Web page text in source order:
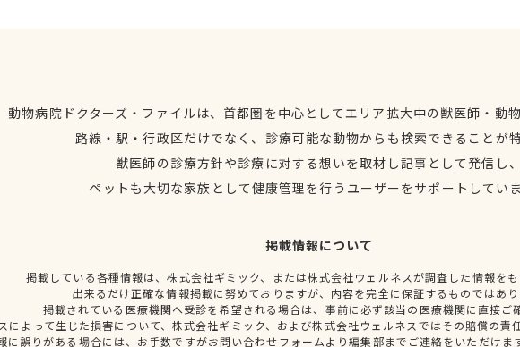
動物病院ドクターズ・ファイルは、首都圏を中心としてエリア拡大中の獣医師・動
路線・駅・行政区だけでなく、診療可能な動物からも検索できることが
獣医師の診療方針や診療に対する想いを取材し記事として発信し
ペットも大切な家族として健康管理を行うユーザーをサポートしてい
掲載情報について
掲載している各種情報は、株式会社ギミック、または株式会社ウェルネスが調査した情報を
出来るだけ正確な情報掲載に努めておりますが、内容を完全に保証するものではあ
掲載されている医療機関へ受診を希望される場合は、事前に必ず該当の医療機関に直接ご
によって生じた損害について、株式会社ギミック、および株式会社ウェルネスではその賠償の責
に誤りがある場合には、お手数ですがお問い合わせフォームより編集部までご連絡をいただけま